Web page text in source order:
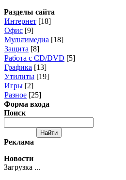
Разделы сайта
Интернет [18]
Офис [9]
Мультимедиа [18]
Защита [8]
Работа с CD/DVD [5]
Графика [13]
Утилиты [19]
Игры [2]
Разное [25]
Форма входа
Поиск
Реклама
Новости
Загрузка ...